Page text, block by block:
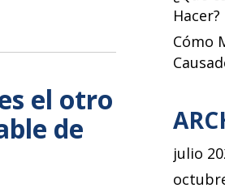
el otro
de
Hacer?
Cómo
julio